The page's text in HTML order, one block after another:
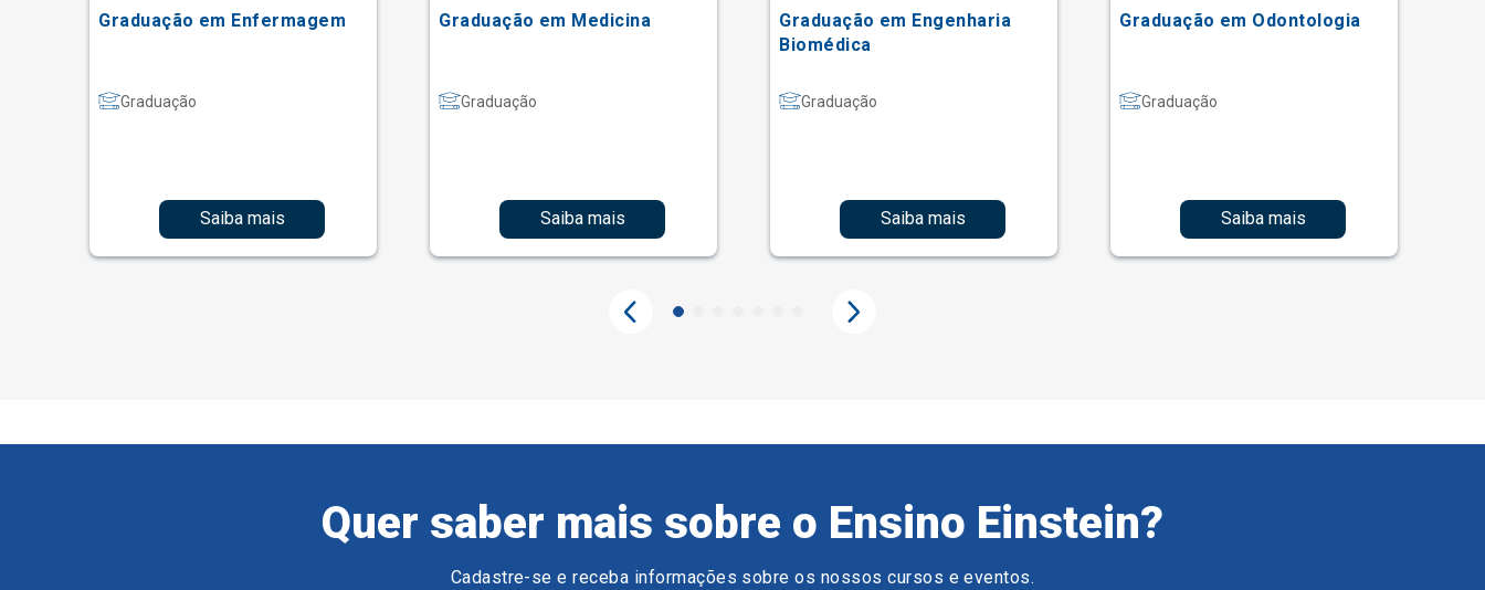
Graduação em Enfermagem
Graduação
Saiba mais
Graduação em Medicina
Graduação
Saiba mais
Graduação em Engenharia
Biomédica
Graduação
Saiba mais
Graduação em Odontologia
Graduação
Saiba mais
Quer saber mais sobre o Ensino Einstein?
Cadastre-se e receba informações sobre os nossos cursos e eventos.